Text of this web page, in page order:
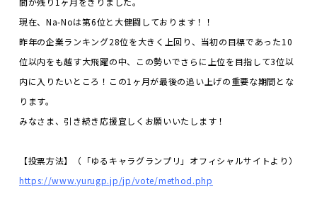
現在、 Na-Noは第6位と大健闘しております！！
昨年の企業ランキング28位を大きく上回り、当初の目標であった10
位以内をも越す大飛躍の中、この勢いでさらに上位を目指して3位以
内に入りたいところ！この1 ヶ月が最後の追い上げの重要な期間とな
ります。
みなさま、引き続き応援宜しくお願いいたします！
【投票方法】（「ゆるキャラグランプリ」オフィシャルサイトより）
https://www.yurugp.jp/jp/vote/method.php